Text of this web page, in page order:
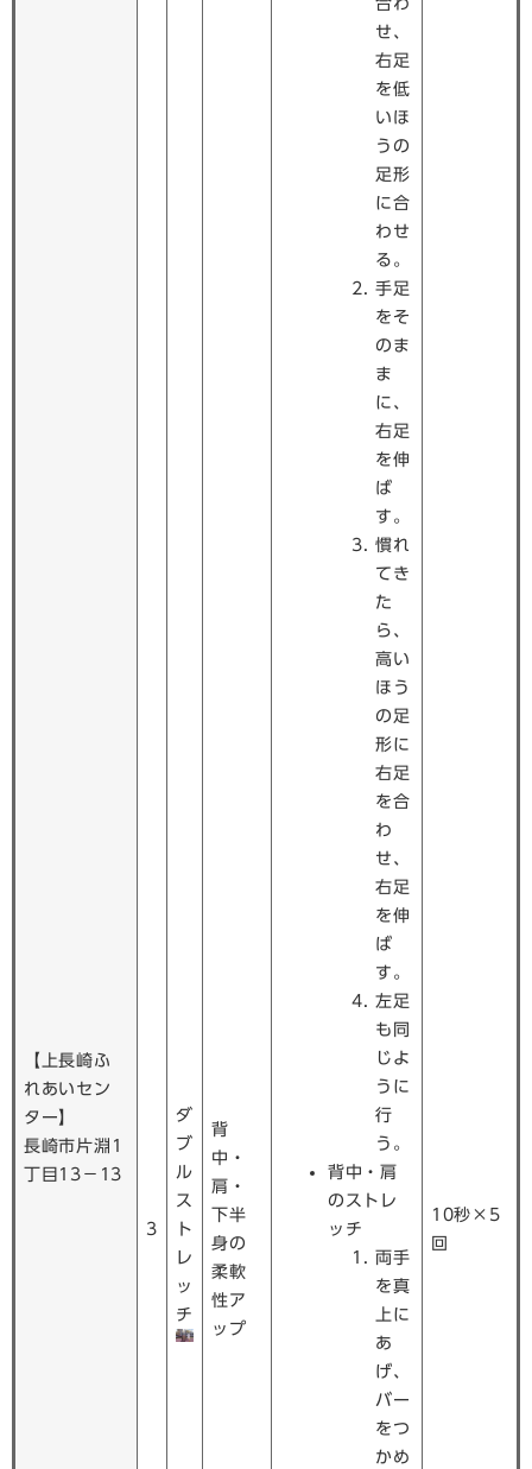
【上長崎ふ
れあいセン
ター】
長崎市片淵1
丁目13−13
3
ダ
ブ
ル
ス
ト
レ
ッ
チ
背
中・
肩・
下半
身の
柔軟
性ア
ップ
合わ
せ、
右足
を低
いほ
うの
足形
に合
わせ
る。
手足
をそ
のま
ま
に、
右足
を伸
ば
す。
慣れ
てき
た
ら、
高い
ほう
の足
形に
右足
を合
わ
せ、
右足
を伸
ば
す。
左足
も同
じよ
うに
行
う。
背中・肩
のストレ
ッチ
両手
を真
上に
あ
げ、
バー
をつ
かめ
10秒×5
回